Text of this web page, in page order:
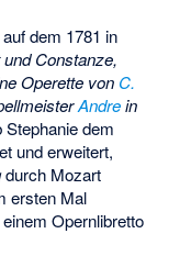
dem 1781 in
Constanze,
Operette von C.
Andrein
dem
und erweitert,
durch Mozart
ersten Mal
Opernlibretto